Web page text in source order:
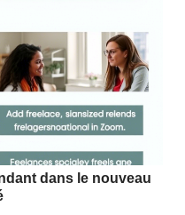
dans le nouveau